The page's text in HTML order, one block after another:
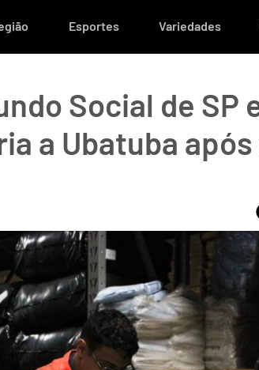
Esportes Variedades
Social de SP
a Ubatuba